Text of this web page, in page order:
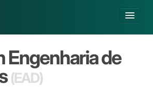
Já sou Aluno
Engenharia de
(EAD)